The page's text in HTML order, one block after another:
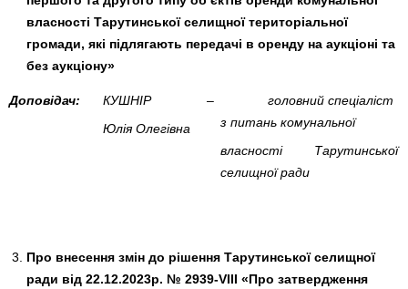
власності Тарутинської селищної територіальної
громади, які підлягають передачі в оренду на аукціоні та
без аукціону»
Доповідач:
КУШНІР
Юлія Олегівна
–
головний спеціаліст
з питань комунальної
власності Тарутинської
селищної ради
Про внесення змін до рішення Тарутинської селищної
ради від 22.12.2023р. № 2939-VIII «Про затвердження